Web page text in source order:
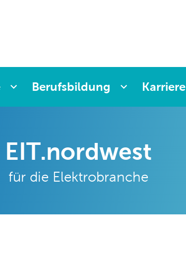
Berufsbildung Karriere
EIT.nordwest
für die Elektrobranche